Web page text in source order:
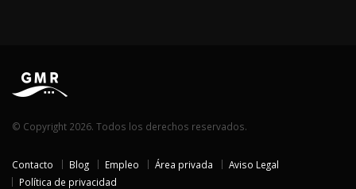
© Copyright 2026. Todos los derechos reservados.
Contacto Blog Empleo Área privada
Aviso Legal
Política de privacidad